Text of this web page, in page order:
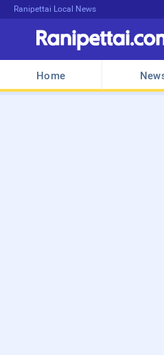
Ranipettai Local News
Home